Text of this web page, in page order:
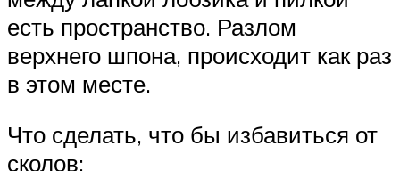
есть пространство. Разлом
верхнего шпона, происходит как раз
в этом месте.
Что сделать, что бы избавиться от
сколов: